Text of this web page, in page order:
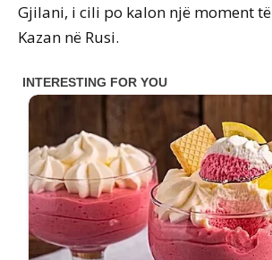
Gjilani, i cili po kalon një moment
Kazan në Rusi.